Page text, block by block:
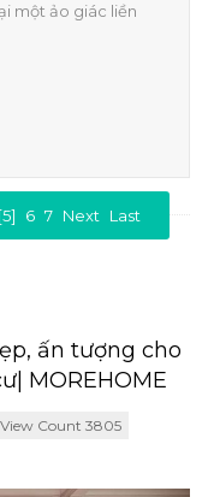
một ảo giác liền
[5] 6 7 Next Last
ấn tượng cho
MOREHOME
View Count 3805